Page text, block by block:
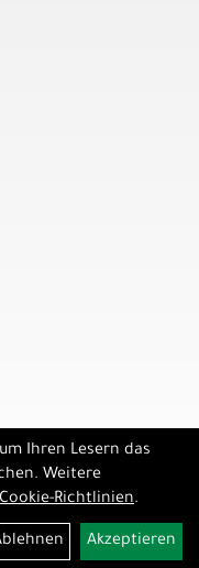
Ihren Lesern das
Weitere
Cookie-Richtlinien.
Akzeptieren